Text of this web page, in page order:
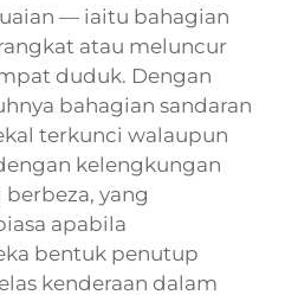
— iaitu bahagian
atau meluncur
duduk. Dengan
bahagian sandaran
terkunci walaupun
kelengkungan
yang
apabila
bentuk penutup
kenderaan dalam